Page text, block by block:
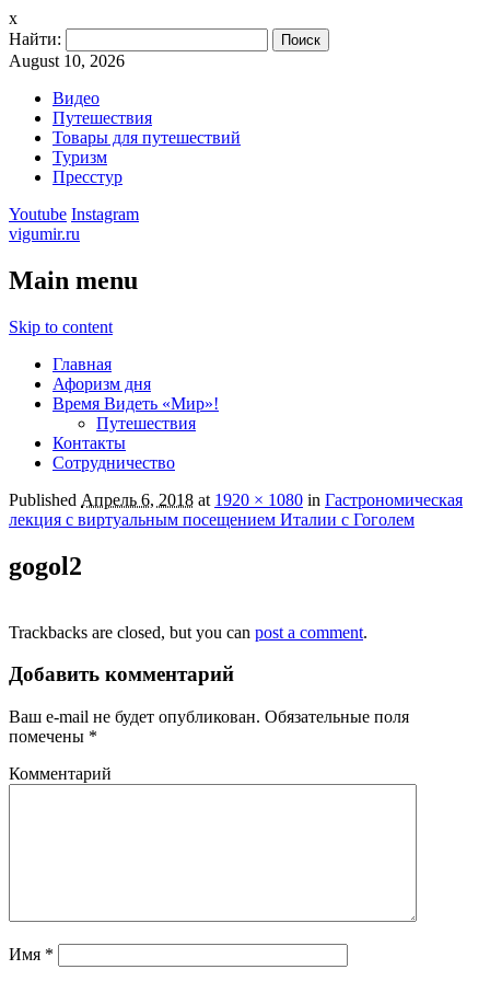
x
Найти:
August 10, 2026
Видео
Путешествия
Товары для путешествий
Туризм
Пресстур
Youtube Instagram
vigumir.ru
Main menu
Skip to content
Главная
Афоризм дня
Время Видеть «Мир»!
Путешествия
Контакты
Сотрудничество
Published Апрель 6, 2018 at 1920 × 1080 in Гастрономическая
лекция с виртуальным посещением Италии с Гоголем
gogol2
Trackbacks are closed, but you can post a comment.
Добавить комментарий
Ваш e-mail не будет опубликован. Обязательные поля
помечены *
Комментарий
Имя *